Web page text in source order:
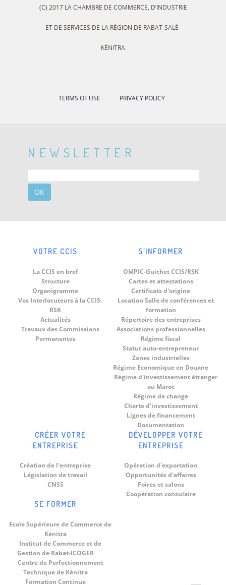
(C) 2017 LA CHAMBRE DE COMMERCE, D’INDUSTRIE
ET DE SERVICES DE LA RÉGION DE RABAT-SALÉ-
KÉNITRA
TERMS OF USE PRIVACY POLICY
NEWSLETTER
OK
VOTRE CCIS
La CCIS en bref
Structure
Organigramme
Vos Interlocuteurs à la CCIS-
RSK
Actualités
Travaux des Commissions
Permanentes
S’INFORMER
OMPIC-Guichet CCIS/RSK
Cartes et attestations
Certificats d'origine
Location Salle de conférences et
formation
Répertoire des entreprises
Associations professionnelles
Régime fiscal
Statut auto-entrepreneur
Zones industrielles
Régime Economique en Douane
Régime d'investissement étranger
au Maroc
Régime de change
Charte d'investissement
Lignes de financement
Documentation
CRÉER VOTRE
ENTREPRISE
Création de l'entreprise
Législation de travail
CNSS
DÉVELOPPER VOTRE
ENTREPRISE
Opération d'exportation
Opportunités d'affaires
Foires et salons
Coopération consulaire
SE FORMER
Ecole Supérieure de Commerce de
Kénitra
Institut de Commerce et de
Gestion de Rabat-ICOGER
Centre de Perfectionnement
Technique de Kénitra
Formation Continue